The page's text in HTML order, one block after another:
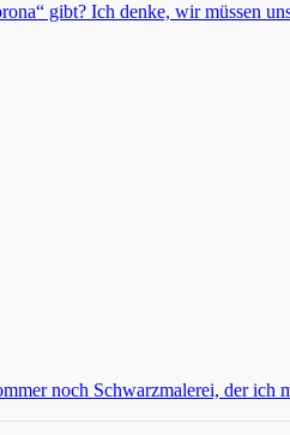
gibt? Ich denke, wir müssen
noch Schwarzmalerei, der ich